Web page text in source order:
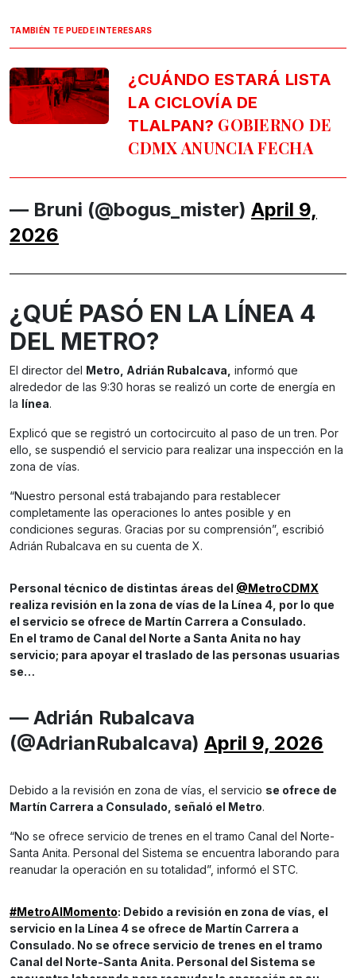
TAMBIÉN TE PUEDE INTERESARS
¿CUÁNDO ESTARÁ LISTA
LA CICLOVÍA DE
TLALPAN? GOBIERNO DE
CDMX ANUNCIA FECHA
— Bruni (@bogus_mister) April 9,
2026
¿QUÉ PASÓ EN LA LÍNEA 4
DEL METRO?
El director del Metro, Adrián Rubalcava, informó que
alrededor de las 9:30 horas se realizó un corte de energía en
la línea.
Explicó que se registró un cortocircuito al paso de un tren. Por
ello, se suspendió el servicio para realizar una inspección en la
zona de vías.
“Nuestro personal está trabajando para restablecer
completamente las operaciones lo antes posible y en
condiciones seguras. Gracias por su comprensión”, escribió
Adrián Rubalcava en su cuenta de X.
Personal técnico de distintas áreas del @MetroCDMX
realiza revisión en la zona de vías de la Línea 4, por lo que
el servicio se ofrece de Martín Carrera a Consulado.
En el tramo de Canal del Norte a Santa Anita no hay
servicio; para apoyar el traslado de las personas usuarias
se…
— Adrián Rubalcava
(@AdrianRubalcava) April 9, 2026
Debido a la revisión en zona de vías, el servicio se ofrece de
Martín Carrera a Consulado, señaló el Metro.
“No se ofrece servicio de trenes en el tramo Canal del Norte-
Santa Anita. Personal del Sistema se encuentra laborando para
reanudar la operación en su totalidad”, informó el STC.
#MetroAlMomento: Debido a revisión en zona de vías, el
servicio en la Línea 4 se ofrece de Martín Carrera a
Consulado. No se ofrece servicio de trenes en el tramo
Canal del Norte-Santa Anita. Personal del Sistema se